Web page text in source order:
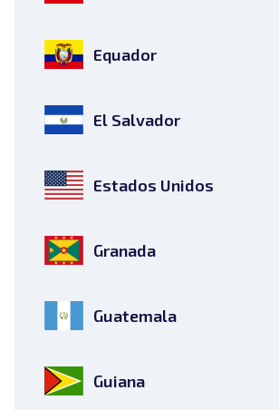
Equador
El Salvador
Estados Unidos
Granada
Guatemala
Guiana